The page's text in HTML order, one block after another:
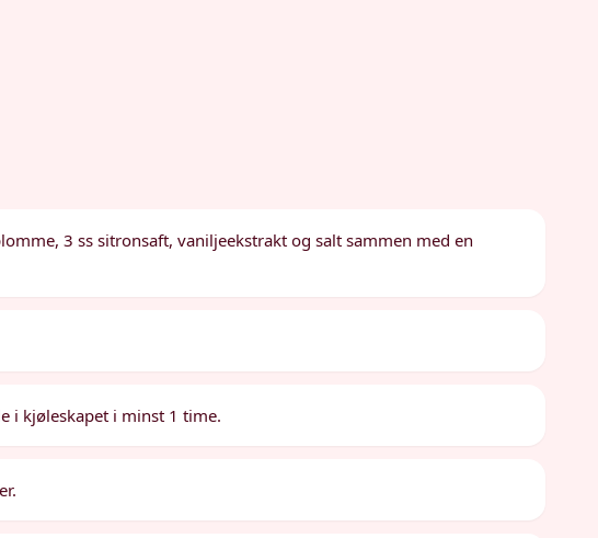
3 ss sitronsaft, vaniljeekstrakt og salt sammen med en
i kjøleskapet i minst 1 time.